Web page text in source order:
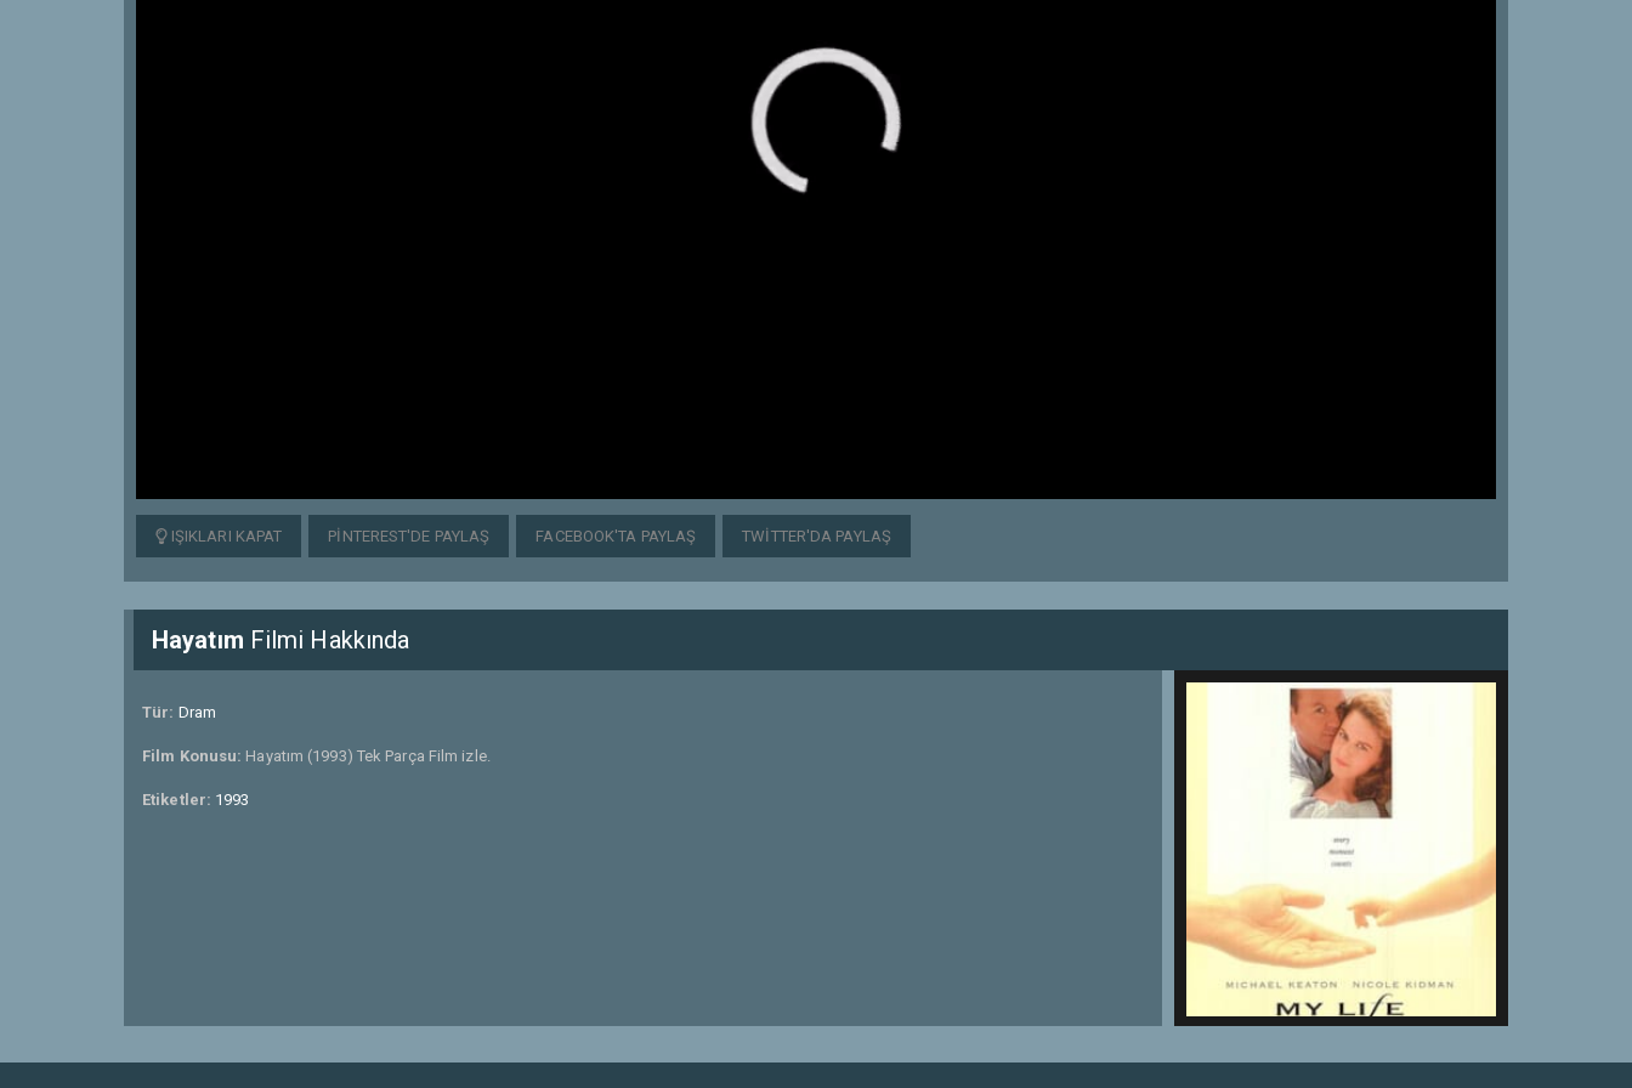
IŞIKLARI KAPAT PINTEREST'DE PAYLAŞ FACEBOOK'TA PAYLAŞ TWITTER'DA PAYLAŞ
Hayatım Filmi Hakkında
Tür: Dram
Film Konusu: Hayatım (1993) Tek Parça Film izle.
Etiketler: 1993